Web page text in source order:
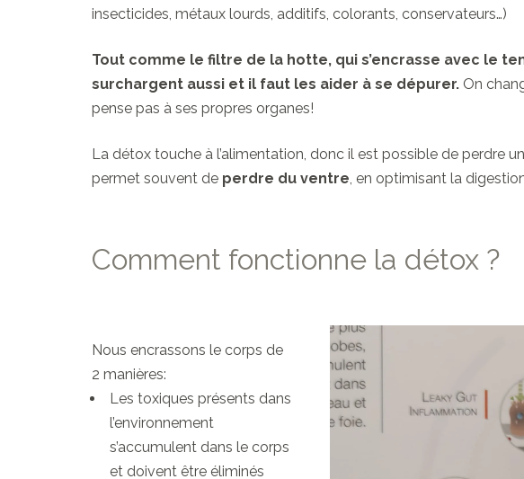
insecticides, métaux lourds, additifs, colorants, conservateurs…)
Tout comme le filtre de la hotte, qui s’encrasse avec le
surchargent aussi et il faut les aider à se dépurer. On
pense pas à ses propres organes!
La détox touche à l’alimentation, donc il est possible de perdre
permet souvent de perdre du ventre, en optimisant la
Comment fonctionne la détox ?
Nous encrassons le corps de
2 manières:
Les toxiques présents dans
l’environnement
s’accumulent dans le corps
et doivent être éliminés